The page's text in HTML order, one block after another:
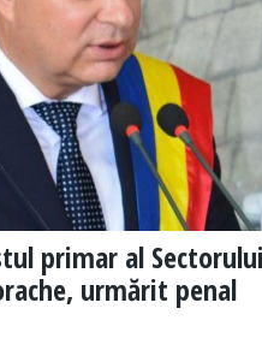
primar al Sectorului
urmărit penal